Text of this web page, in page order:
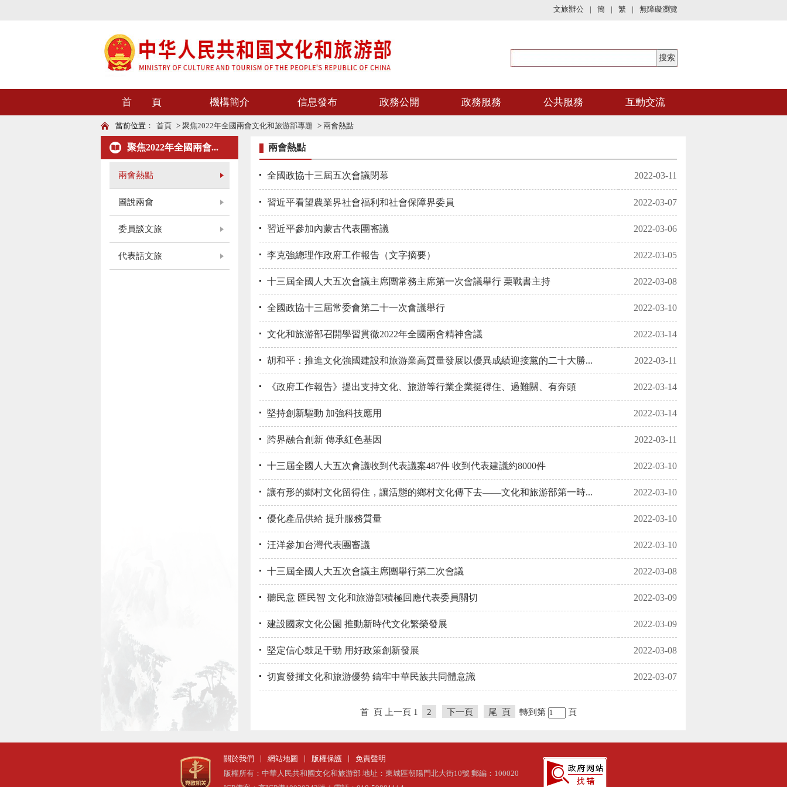
文旅辦公 | 簡 | 繁 | 無障礙瀏覽
首 頁 機構簡介 信息發布 政務公開 政務服務 公共服務 互動交流
當前位置： 首頁 > 聚焦2022年全國兩會文化和旅游部專題 > 兩會熱點
聚焦2022年全國兩會...
兩會熱點
圖說兩會
委員談文旅
代表話文旅
兩會熱點
全國政協十三屆五次會議閉幕 2022-03-11
習近平看望農業界社會福利和社會保障界委員 2022-03-07
習近平參加內蒙古代表團審議 2022-03-06
李克強總理作政府工作報告（文字摘要） 2022-03-05
十三屆全國人大五次會議主席團常務主席第一次會議舉行 栗戰書主持 2022-03-08
全國政協十三屆常委會第二十一次會議舉行 2022-03-10
文化和旅游部召開學習貫徹2022年全國兩會精神會議 2022-03-14
胡和平：推進文化強國建設和旅游業高質量發展以優異成績迎接黨的二十大勝... 2022-03-11
《政府工作報告》提出支持文化、旅游等行業企業挺得住、過難關、有奔頭 2022-03-14
堅持創新驅動 加強科技應用 2022-03-14
跨界融合創新 傳承紅色基因 2022-03-11
十三屆全國人大五次會議收到代表議案487件 收到代表建議約8000件 2022-03-10
讓有形的鄉村文化留得住，讓活態的鄉村文化傳下去——文化和旅游部第一時... 2022-03-10
優化產品供給 提升服務質量 2022-03-10
汪洋參加台灣代表團審議 2022-03-10
十三屆全國人大五次會議主席團舉行第二次會議 2022-03-08
聽民意 匯民智 文化和旅游部積極回應代表委員關切 2022-03-09
建設國家文化公園 推動新時代文化繁榮發展 2022-03-09
堅定信心鼓足干勁 用好政策創新發展 2022-03-08
切實發揮文化和旅游優勢 鑄牢中華民族共同體意識 2022-03-07
首 頁 上一頁 1 2 下一頁 尾 頁 轉到第 頁